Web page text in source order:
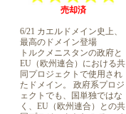
売却済
6/21 カエルドメイン史上、
最高のドメイン登場
トルクメニスタンの政府と
EU（欧州連合）における共
同プロジェクトで使用され
たドメイン。 政府系プロジ
ェクトでも、国単独ではな
く、EU（欧州連合）との共